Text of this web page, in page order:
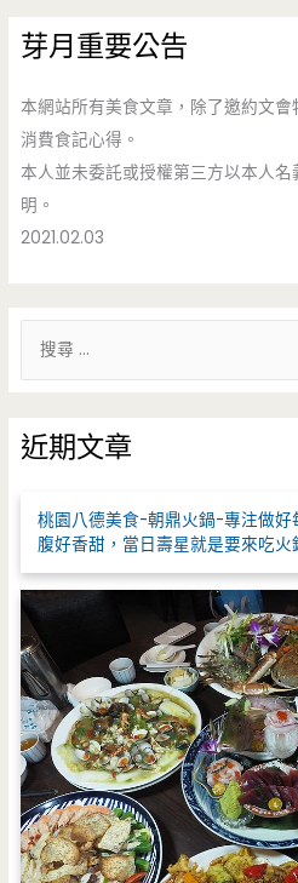
芽月重要公告
本網站所有美食文章，除了邀約文
消費食記心得。
本人並未委託或授權第三方以本人
明。
2021.02.03
鍵
字
近期文章
桃園八德美食-朝鼎火鍋-專注做好
腹好香甜，當日壽星就是要來吃火